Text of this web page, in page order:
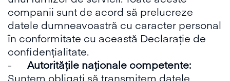
companii sunt de acord să prelucreze
datele dumneavoastră cu caracter personal
în conformitate cu această Declarație de
confidențialitate.
- Autoritățile naționale competente:
Suntem obligați să transmitem datele